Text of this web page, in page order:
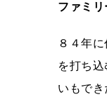
ファミリ
８４年
を打ち
いもで